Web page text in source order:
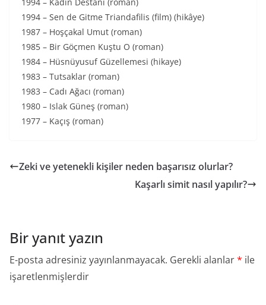
1994 – Sen de Gitme Triandafilis (film) (hikâye)
1987 – Hoşçakal Umut (roman)
1985 – Bir Göçmen Kuştu O (roman)
1984 – Hüsnüyusuf Güzellemesi (hikaye)
1983 – Tutsaklar (roman)
1983 – Cadı Ağacı (roman)
1980 – Islak Güneş (roman)
1977 – Kaçış (roman)
Zeki ve yetenekli kişiler neden başarısız olurlar?
Kaşarlı simit nasıl yapılır?
Bir yanıt yazın
E-posta adresiniz yayınlanmayacak. Gerekli alanlar* ile
işaretlenmişlerdir